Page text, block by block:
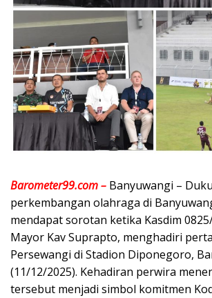
Barometer99.com – Banyuwangi –
perkembangan olahraga di
mendapat sorotan ketika Kasdim
Mayor Kav Suprapto, menghadiri
Persewangi di Stadion Diponegoro,
(11/12/2025). Kehadiran perwira
tersebut menjadi simbol komitmen